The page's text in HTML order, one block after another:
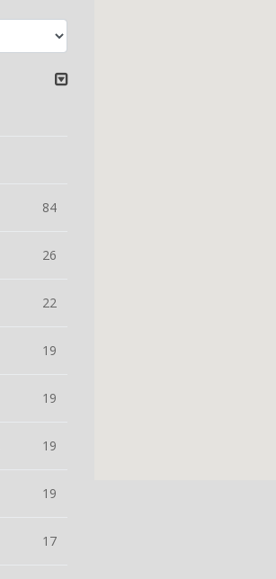
84
26
22
19
19
19
19
17